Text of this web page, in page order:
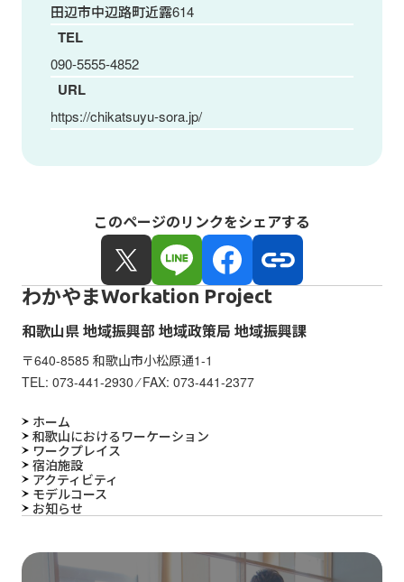
田辺市中辺路町近露614
TEL
090-5555-4852
URL
https://chikatsuyu-sora.jp/
このページのリンクをシェアする
わかやまWorkation Project
和歌山県 地域振興部 地域政策局 地域振興課
〒640-8585 和歌山市小松原通1-1
TEL: 073-441-2930⁄ FAX: 073-441-2377
ホーム
和歌山におけるワーケーション
ワークプレイス
宿泊施設
アクティビティ
モデルコース
お知らせ